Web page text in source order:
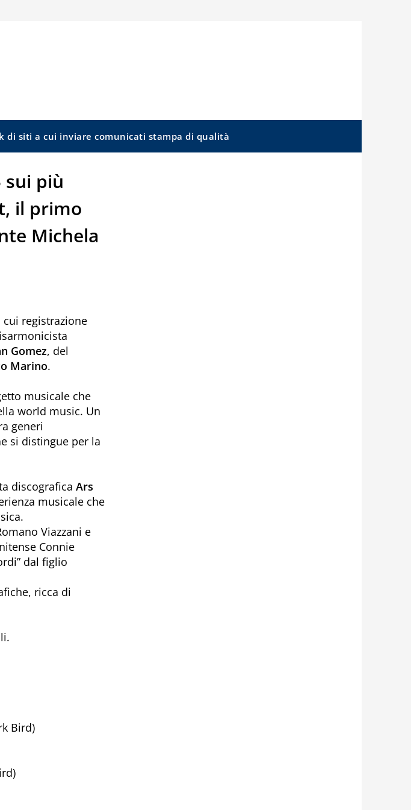
di siti a cui inviare comunicati stampa di qualità
sui più
il primo
Michela
registrazione
Gomez, del
Marino.
musicale che
world music. Un
generi
si distingue per la
discografica Ars
musicale che
Viazzani e
Connie
dal figlio
ricca di
Bird)